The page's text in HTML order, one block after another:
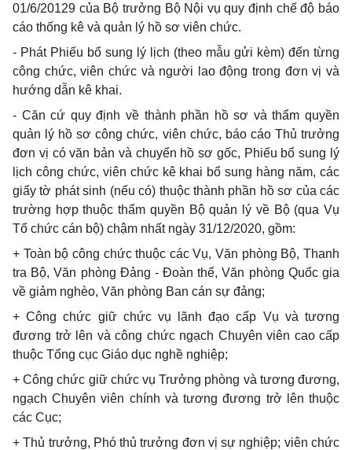
01/6/20129 của Bộ trưởng Bộ Nội vụ quy định chế độ báo
cáo thống kê và quản lý hồ sơ viên chức.
- Phát Phiếu bổ sung lý lịch (theo mẫu gửi kèm) đến từng
công chức, viên chức và người lao động trong đơn vị và
hướng dẫn kê khai.
- Căn cứ quy định về thành phần hồ sơ và thẩm quyền
quản lý hồ sơ công chức, viên chức, báo cáo Thủ trưởng
đơn vị có văn bản và chuyển hồ sơ gốc, Phiếu bổ sung lý
lịch công chức, viên chức kê khai bổ sung hàng năm, các
giấy tờ phát sinh (nếu có) thuộc thành phần hồ sơ của các
trường hợp thuộc thẩm quyền Bộ quản lý về Bộ (qua Vụ
Tổ chức cán bộ) chậm nhất ngày 31/12/2020, gồm:
+ Toàn bộ công chức thuộc các Vụ, Văn phòng Bộ, Thanh
tra Bộ, Văn phòng Đảng - Đoàn thể, Văn phòng Quốc gia
về giảm nghèo, Văn phòng Ban cán sự đảng;
+ Công chức giữ chức vụ lãnh đạo cấp Vụ và tương
đương trở lên và công chức ngạch Chuyên viên cao cấp
thuộc Tổng cục Giáo dục nghề nghiệp;
+ Công chức giữ chức vụ Trưởng phòng và tương đương,
ngạch Chuyên viên chính và tương đương trở lên thuộc
các Cục;
+ Thủ trưởng, Phó thủ trưởng đơn vị sự nghiệp; viên chức